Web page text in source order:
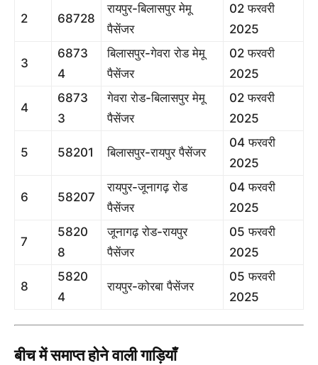
2 68728
रायपुर-बिलासपुर मेमू
पैसेंजर
02 फरवरी
2025
3
6873
4
बिलासपुर-गेवरा रोड मेमू
पैसेंजर
02 फरवरी
2025
4
6873
3
गेवरा रोड-बिलासपुर मेमू
पैसेंजर
02 फरवरी
2025
5 58201 बिलासपुर-रायपुर पैसेंजर
04 फरवरी
2025
6 58207
रायपुर-जूनागढ़ रोड
पैसेंजर
04 फरवरी
2025
7
5820
8
जूनागढ़ रोड-रायपुर
पैसेंजर
05 फरवरी
2025
8
5820
4
रायपुर-कोरबा पैसेंजर
05 फरवरी
2025
बीच में समाप्त होने वाली गाड़ियाँ